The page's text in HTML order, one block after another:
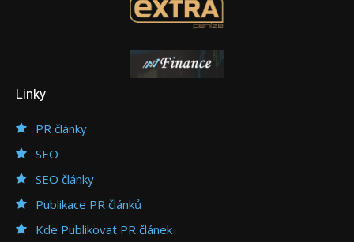
Linky
PR články
SEO
SEO články
Publikace PR článků
Kde Publikovat PR článek